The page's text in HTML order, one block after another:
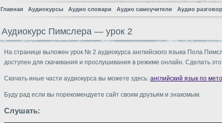
Главная Аудиокурсы Аудио словари Аудио самоучители Аудио
Аудиокурс Пимслера — урок 2
На странице выложен урок № 2 аудиокурса английского языка Пола
доступен для скачивания и прослушивания в режиме онлайн. Сделать
Скачать иные части аудиокурса вы можете здесь: английский язык по
Буду рад если вы порекомендуете сайт своим друзьям и знакомым.
Слушать: